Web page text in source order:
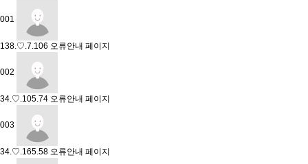
001
138.♡.7.106 오류안내 페이지
002
34.♡.105.74 오류안내 페이지
003
34.♡.165.58 오류안내 페이지